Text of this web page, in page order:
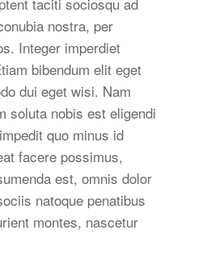
nostra, per
Integer imperdiet
bibendum elit eget
dui eget wisi. Nam
soluta nobis est eligendi
quo minus id
facere possimus,
est, omnis dolor
natoque penatibus
montes, nascetur